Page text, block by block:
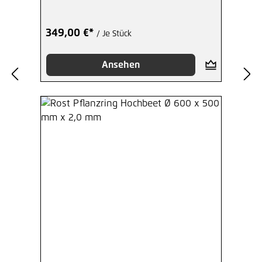
349,00 €* / Je Stück
Ansehen